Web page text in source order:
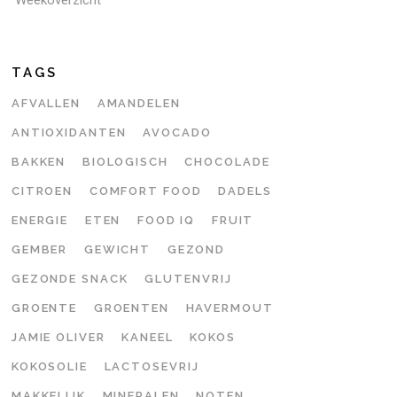
TAGS
AFVALLEN AMANDELEN
ANTIOXIDANTEN AVOCADO
BAKKEN BIOLOGISCH CHOCOLADE
CITROEN COMFORT FOOD DADELS
ENERGIE ETEN FOOD IQ FRUIT
GEMBER GEWICHT GEZOND
GEZONDE SNACK GLUTENVRIJ
GROENTE GROENTEN HAVERMOUT
JAMIE OLIVER KANEEL KOKOS
KOKOSOLIE LACTOSEVRIJ